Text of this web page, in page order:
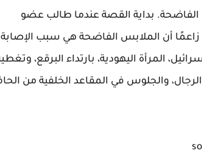
بداية القصة عندما طالب عضو
زاعمًا أن الملابس الفاضحة هي سبب الإصابة
المرأة اليهودية، بارتداء البرقع،
والجلوس في المقاعد الخلفية من